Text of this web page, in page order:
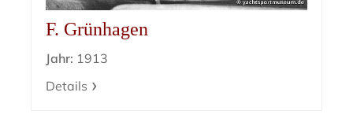
F. Grünhagen
Jahr: 1913
Details